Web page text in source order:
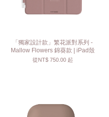
「獨家設計款」繁花派對系列 -
Mallow Flowers 錦葵款 | iPad殼
從NT$ 750.00 起